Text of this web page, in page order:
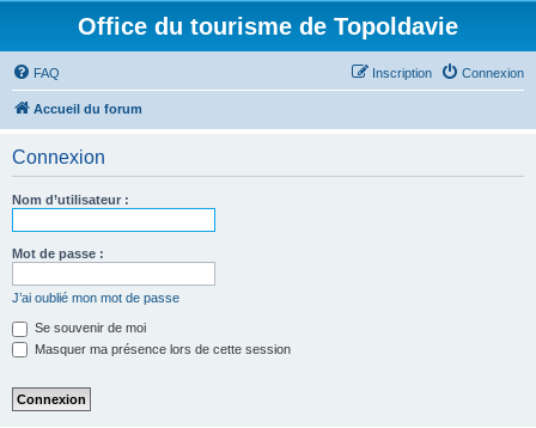
Office du tourisme de Topoldavie
FAQ Connexion
Inscription
Accueil du forum
Connexion
Nom d’utilisateur :
Mot de passe :
J’ai oublié mon mot de passe
Se souvenir de moi
Masquer ma présence lors de cette session